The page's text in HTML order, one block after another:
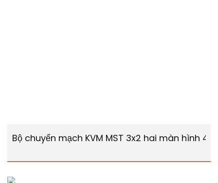
Bộ chuyển mạch KVM MST 3x2 hai màn hình